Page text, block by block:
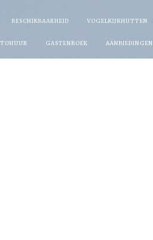
BESCHIKBAARHEID VOGELKIJKHUTTEN
GASTENBOEK AANBIEDINGEN